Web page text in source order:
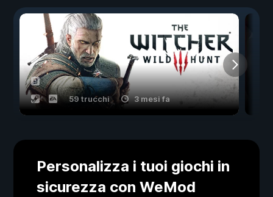
59 trucchi 3 mesi fa
Personalizza i tuoi giochi in
sicurezza con WeMod